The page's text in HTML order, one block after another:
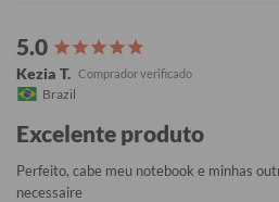
Kezia T.
Brazil
Excelente produto
Perfeito, cabe meu notebook e minhas
necessaire